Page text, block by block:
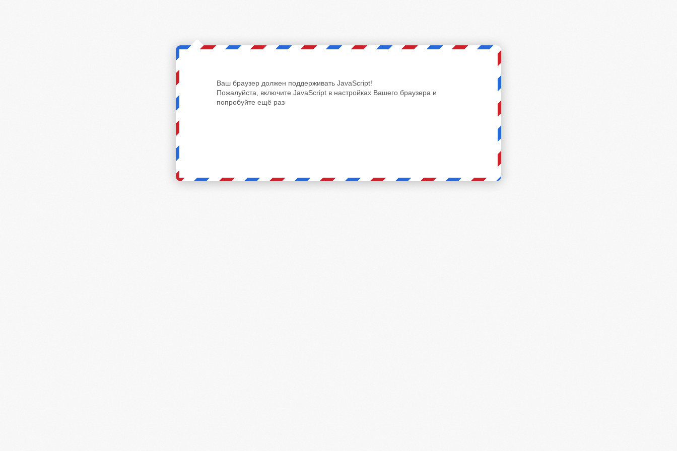
Ваш браузер должен поддерживать JavaScript!
Пожалуйста, включите JavaScript в настройках Вашего браузера и
попробуйте ещё раз